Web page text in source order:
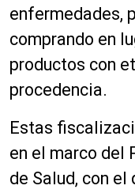
enfermedades,
comprando en
productos con
procedencia.
Estas
en el marco del
de Salud, con